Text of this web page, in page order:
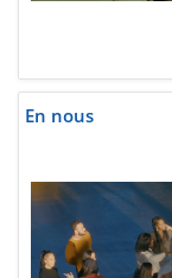
En nous